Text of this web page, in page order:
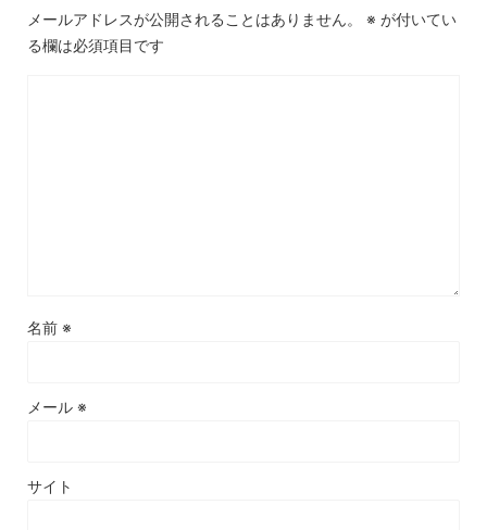
メールアドレスが公開されることはありません。 ※ が付いてい
る欄は必須項目です
名前 ※
メール ※
サイト